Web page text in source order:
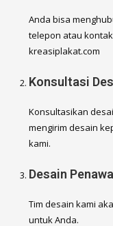
Anda bisa
telepon atau
kreasiplakat.com
Konsultasi
Konsultasikan
mengirim desain
kami.
Desain
Tim desain kami
untuk Anda.